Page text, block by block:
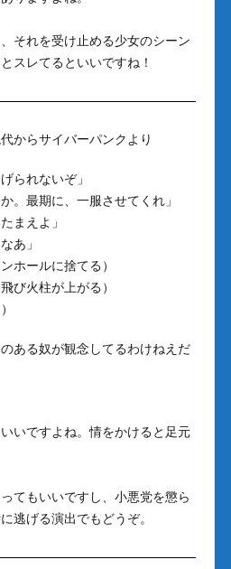
それを受け止める少女のシーン
スレてるといいですね！
からサイバーパンクより
られないぞ」
。最期に、一服させてくれ」
まえよ」
あ」
ホールに捨てる）
び火柱が上がる）
ある奴が観念してるわけねえだ
いですよね。情をかけると足元
てもいいですし、小悪党を懲ら
逃げる演出でもどうぞ。